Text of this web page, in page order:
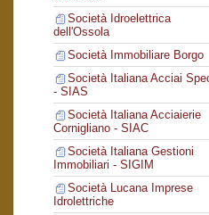
Società Idroelettrica
dell'Ossola
Società Immobiliare Borgo
Società Italiana Acciai
- SIAS
Società Italiana Acciaierie
Cornigliano - SIAC
Società Italiana Gestioni
Immobiliari - SIGIM
Società Lucana Imprese
Idrolettriche